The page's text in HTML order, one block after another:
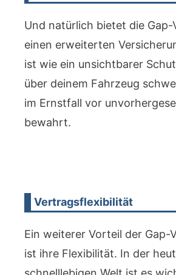
Und natürlich bietet die Gap-
einen erweiterten
ist wie ein unsichtbarer
über deinem Fahrzeug
im Ernstfall vor
bewahrt.
Vertragsflexibilität
Ein weiterer Vorteil der Gap-
ist ihre Flexibilität. In der